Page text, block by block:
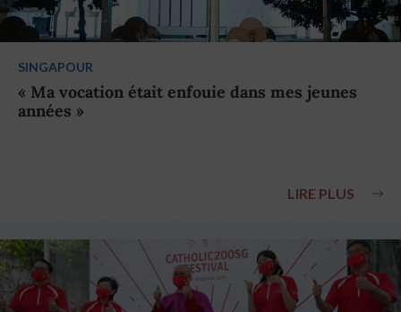
SINGAPOUR
« Ma vocation était enfouie dans mes jeunes
années »
LIRE PLUS